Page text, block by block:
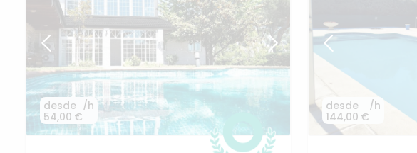
desde
54,00 €
/h
desde
144,00 €
/h